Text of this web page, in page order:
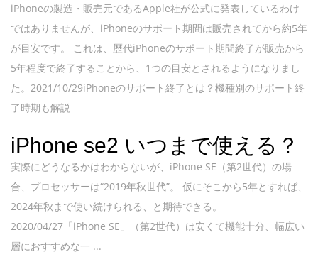
iPhoneの製造・販売元であるApple社が公式に発表しているわけ
ではありませんが、iPhoneのサポート期間は販売されてから約5年
が目安です。 これは、歴代iPhoneのサポート期間終了が販売から
5年程度で終了することから、1つの目安とされるようになりまし
た。2021/10/29iPhoneのサポート終了とは？機種別のサポート終
了時期も解説
iPhone se2 いつまで使える？
実際にどうなるかはわからないが、iPhone SE（第2世代）の場
合、プロセッサーは“2019年秋世代”。 仮にそこから5年とすれば、
2024年秋まで使い続けられる、と期待できる。
2020/04/27「iPhone SE」（第2世代）は安くて機能十分、幅広い
層におすすめな一 ...